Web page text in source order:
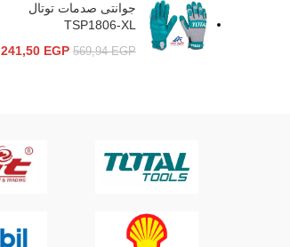
جوانتى صدمات توتال
TSP1806-XL
569,94EGP
241,50 EGP